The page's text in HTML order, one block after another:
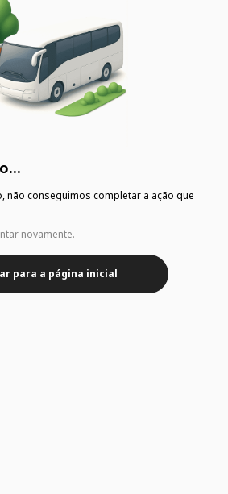
não conseguimos completar a ação que
novamente.
para a página inicial